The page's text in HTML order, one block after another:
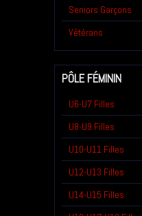
Seniors Garçons
Vétérans
PÔLE FÉMININ
U6-U7 Filles
U8-U9 Filles
U10-U11 Filles
U12-U13 Filles
U14-U15 Filles